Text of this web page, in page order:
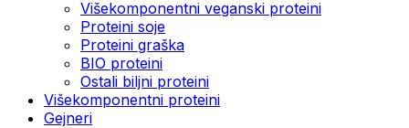
Višekomponentni veganski proteini
Proteini soje
Proteini graška
BIO proteini
Ostali biljni proteini
Višekomponentni proteini
Gejneri